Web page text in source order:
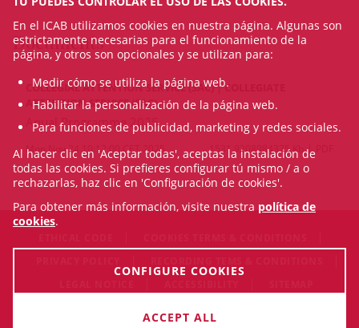
Documents
COLLEGIAL ATTENTION SERVICE (SAC) | COLLEGIATE
ATTENTION SERVICE (SAC)
Anual Programme 2025
Mon Nov 24 10:12:00 CET 2025 1531.9208984375 Kb
© Fri Aug 07 12:35:08 CEST 2026 Il·lustre Col·legi de l'Advocacia
En el ICAB utilizamos cookies en nuestra página. Algunas son
estrictamente necesarias para el funcionamiento de la
página, y otros son opcionales y se utilizan para:
Medir cómo se utiliza la página web.
Habilitar la personalización de la página web.
Para funciones de publicidad, marketing y redes sociales.
Al hacer clic en 'Aceptar todas', aceptas la instalación de
todas las cookies. Si prefieres configurar tú mismo / a o
rechazarlas, haz clic en 'Configuración de cookies'.
Para obtener más información, visite nuestra política de
cookies.
CONFIGURE COOKIES
ACCEPT ALL